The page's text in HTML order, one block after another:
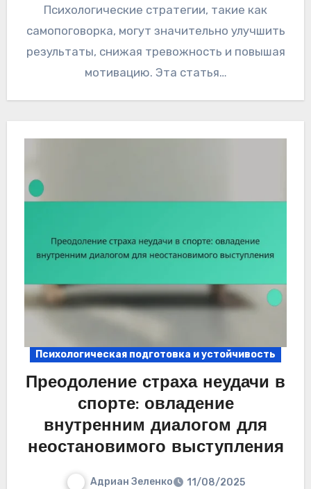
Психологические стратегии, такие как
самопоговорка, могут значительно улучшить
результаты, снижая тревожность и повышая
мотивацию. Эта статья…
Психологическая подготовка и устойчивость
Преодоление страха неудачи в
спорте: овладение
внутренним диалогом для
неостановимого выступления
Адриан Зеленко
11/08/2025